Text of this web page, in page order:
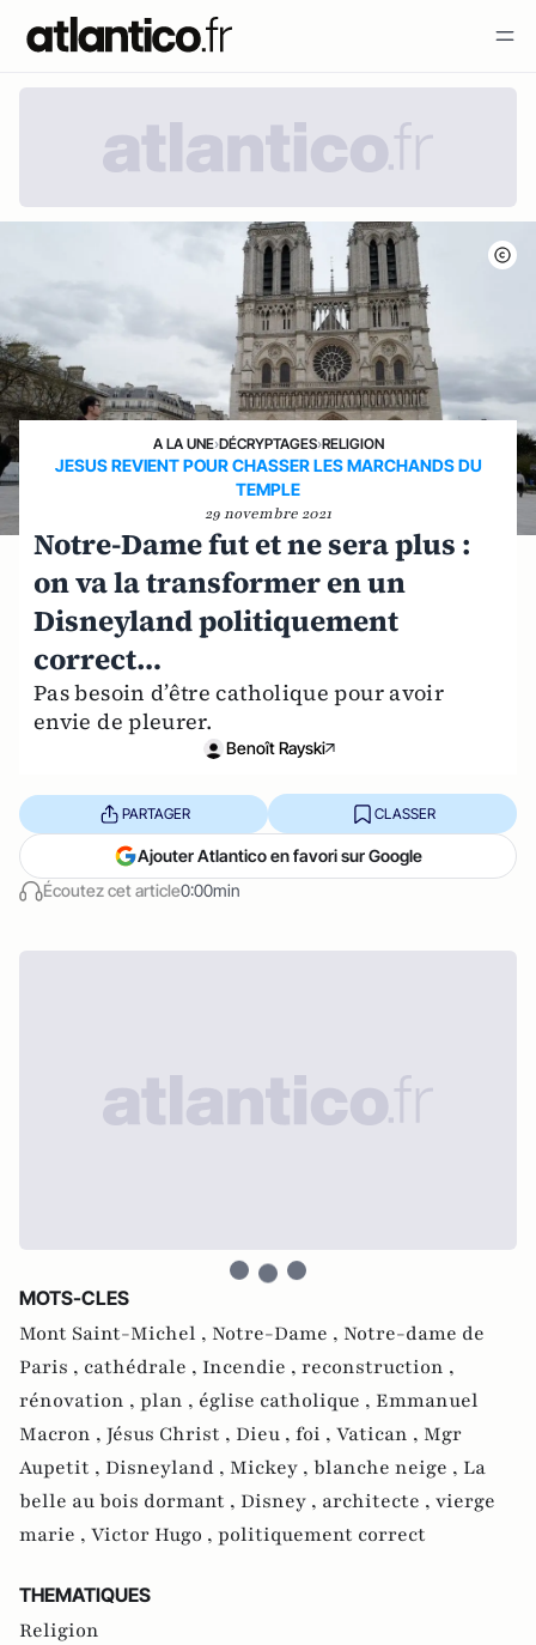
A LA UNE›DÉCRYPTAGES›RELIGION
JESUS REVIENT POUR CHASSER LES MARCHANDS DU
TEMPLE
29 novembre 2021
Notre-Dame fut et ne sera plus :
on va la transformer en un
Disneyland politiquement
correct…
Pas besoin d’être catholique pour avoir
envie de pleurer.
Benoît Rayski
Écoutez cet article0:00min
PARTAGER CLASSER
Ajouter Atlantico en favori sur Google
MOTS-CLES
Mont Saint-Michel , Notre-Dame , Notre-dame de
Paris , cathédrale , Incendie , reconstruction ,
rénovation , plan , église catholique , Emmanuel
Macron , Jésus Christ , Dieu , foi , Vatican , Mgr
Aupetit , Disneyland , Mickey , blanche neige , La
belle au bois dormant , Disney , architecte , vierge
marie , Victor Hugo , politiquement correct
THEMATIQUES
Religion